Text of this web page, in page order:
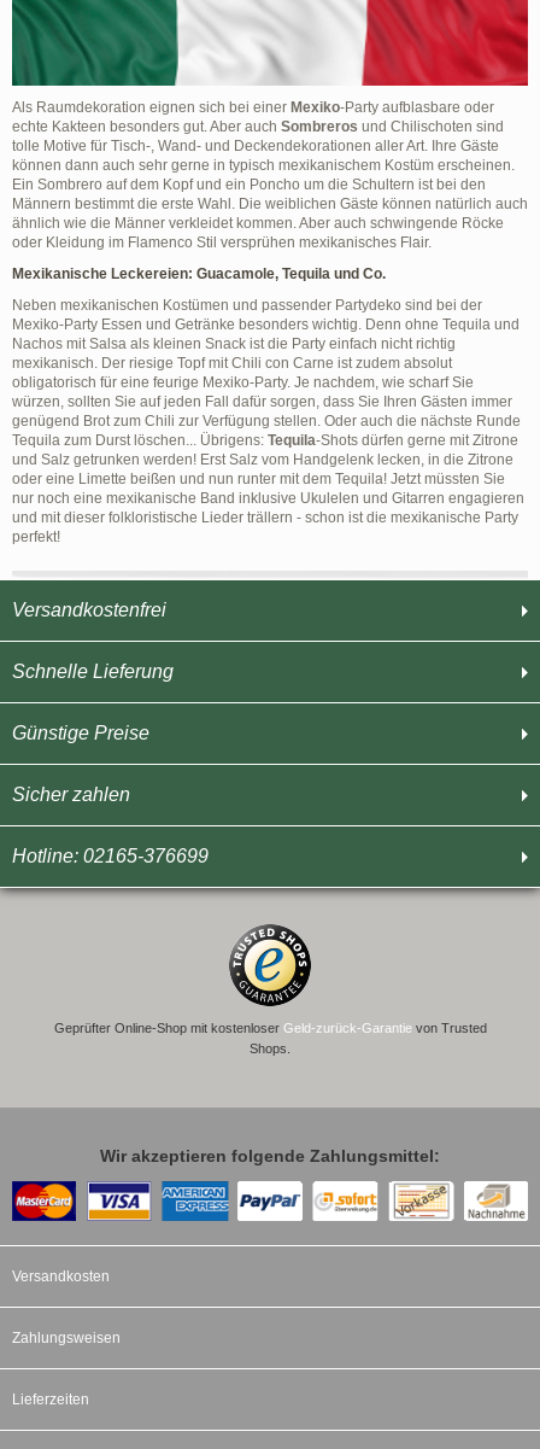
Versandkostenfrei
Schnelle Lieferung
Günstige Preise
Sicher zahlen
Hotline: 02165-376699
Als Raumdekoration eignen sich bei einer Mexiko-Party aufblasbare oder
echte Kakteen besonders gut. Aber auch Sombreros und Chilischoten sind
tolle Motive für Tisch-, Wand- und Deckendekorationen aller Art. Ihre Gäste
können dann auch sehr gerne in typisch mexikanischem Kostüm erscheinen.
Ein Sombrero auf dem Kopf und ein Poncho um die Schultern ist bei den
Männern bestimmt die erste Wahl. Die weiblichen Gäste können natürlich auch
ähnlich wie die Männer verkleidet kommen. Aber auch schwingende Röcke
oder Kleidung im Flamenco Stil versprühen mexikanisches Flair.
Mexikanische Leckereien: Guacamole, Tequila und Co.
Neben mexikanischen Kostümen und passender Partydeko sind bei der
Mexiko-Party Essen und Getränke besonders wichtig. Denn ohne Tequila und
Nachos mit Salsa als kleinen Snack ist die Party einfach nicht richtig
mexikanisch. Der riesige Topf mit Chili con Carne ist zudem absolut
obligatorisch für eine feurige Mexiko-Party. Je nachdem, wie scharf Sie
würzen, sollten Sie auf jeden Fall dafür sorgen, dass Sie Ihren Gästen immer
genügend Brot zum Chili zur Verfügung stellen. Oder auch die nächste Runde
Tequila zum Durst löschen... Übrigens: Tequila-Shots dürfen gerne mit Zitrone
und Salz getrunken werden! Erst Salz vom Handgelenk lecken, in die Zitrone
oder eine Limette beißen und nun runter mit dem Tequila! Jetzt müssten Sie
nur noch eine mexikanische Band inklusive Ukulelen und Gitarren engagieren
und mit dieser folkloristische Lieder trällern - schon ist die mexikanische Party
perfekt!
Geprüfter Online-Shop mit kostenloser Geld-zurück-Garantievon Trusted
Shops.
Wir akzeptieren folgende Zahlungsmittel:
Versandkosten
Zahlungsweisen
Lieferzeiten